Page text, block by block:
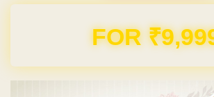
Domain & Hosting FREE